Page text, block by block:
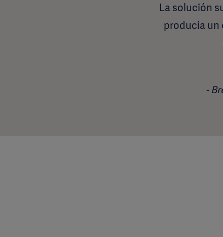
La solución
producía un